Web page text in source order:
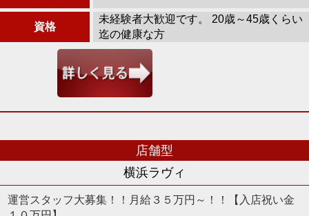
資格
未経験者大歓迎です。 20歳～45歳くらい
迄の健康な方
店舗型
横浜ラヴィ
運営スタッフ大募集！！月給３５万円～！！【入店祝い金